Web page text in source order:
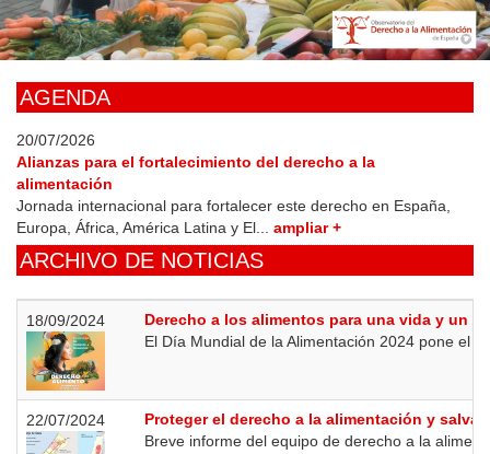
Skip
to
main
AGENDA
20/07/2026
Alianzas para el fortalecimiento del derecho a la
alimentación
Jornada internacional para fortalecer este derecho en España,
Europa, África, América Latina y El... ampliar +
ARCHIVO DE NOTICIAS
18/09/2024
Derecho a los alimentos para una vida y un
El Día Mundial de la Alimentación 2024 pone el
22/07/2024
Proteger el derecho a la alimentación y
Breve informe del equipo de derecho a la